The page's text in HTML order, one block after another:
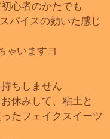
心者のかたでも
パイスの効いた感じ
ゃいますヨ
ちしません
休みして、粘土と
たフェイクスイーツ